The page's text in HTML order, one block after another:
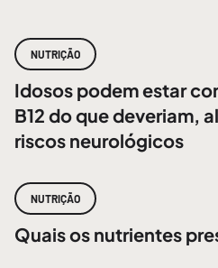
NUTRIÇÃO
Idosos podem estar
B12 do que deveriam,
riscos neurológicos
NUTRIÇÃO
Quais os nutrientes